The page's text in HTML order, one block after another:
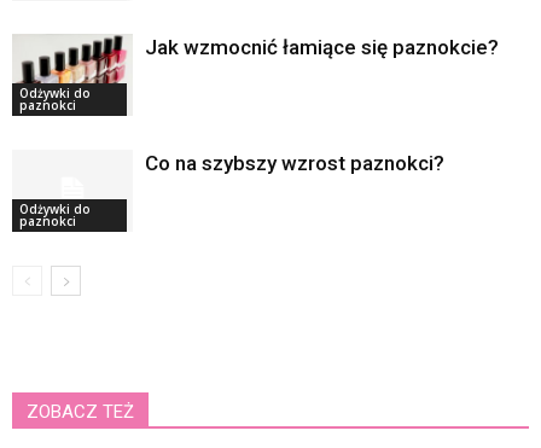
Odżywki do
paznokci
Jak wzmocnić łamiące się paznokcie?
Odżywki do
paznokci
Co na szybszy wzrost paznokci?
ZOBACZ TEŻ